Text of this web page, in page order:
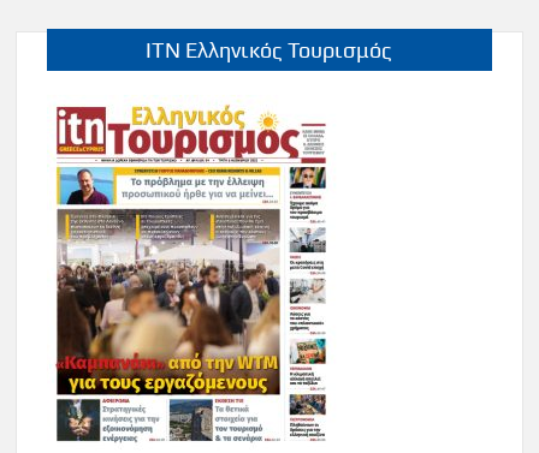
ITN Ελληνικός Τουρισμός